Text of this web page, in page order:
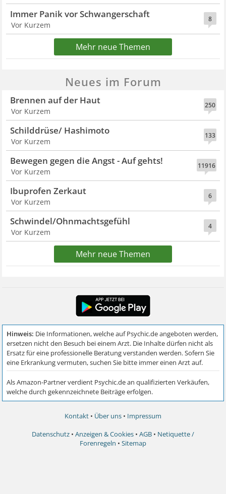
8
Immer Panik vor Schwangerschaft
Vor Kurzem
Mehr neue Themen
Neues im Forum
250
Brennen auf der Haut
Vor Kurzem
133
Schilddrüse/ Hashimoto
Vor Kurzem
11916
Bewegen gegen die Angst - Auf gehts!
Vor Kurzem
6
Ibuprofen Zerkaut
Vor Kurzem
4
Schwindel/Ohnmachtsgefühl
Vor Kurzem
Mehr neue Themen
Kontakt • Über uns • Impressum
Datenschutz • Anzeigen & Cookies • AGB • Netiquette /
Forenregeln • Sitemap